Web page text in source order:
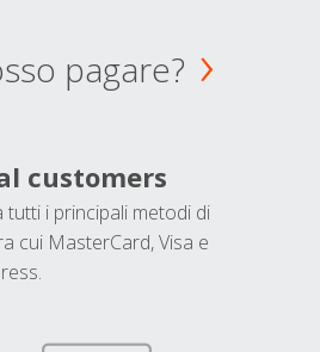
pagare?
customers
tutti i principali metodi di
cui MasterCard, Visa e